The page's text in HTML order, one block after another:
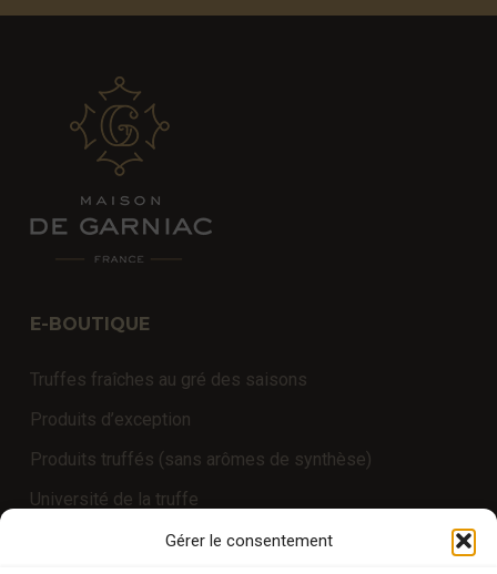
Gérer le consentement
E-BOUTIQUE
Truffes fraîches au gré des saisons
Produits d’exception
Produits truffés (sans arômes de synthèse)
Université de la truffe